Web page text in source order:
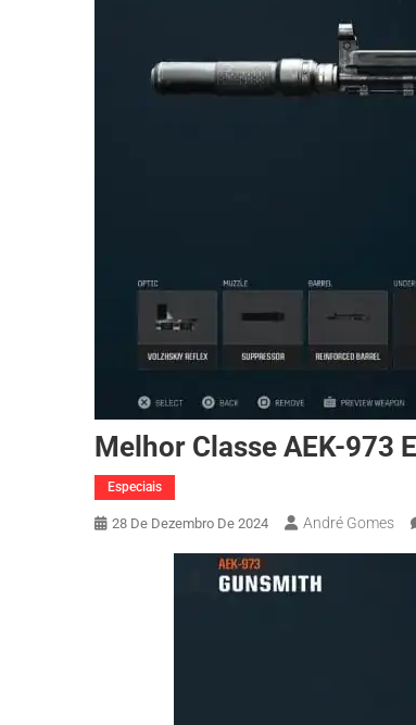
Melhor Classe AEK-973
Especiais
28 De Dezembro De 2024 André Gomes